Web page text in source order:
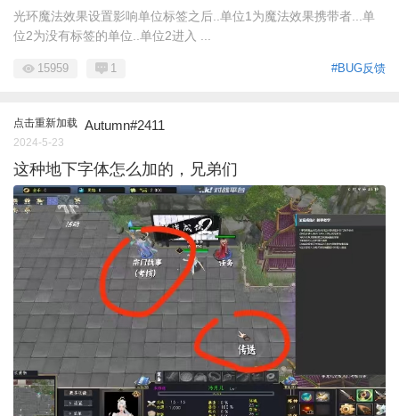
光环魔法效果设置影响单位标签之后..单位1为魔法效果携带者...单
位2为没有标签的单位..单位2进入 ...
#BUG反馈
15959 1
点击重新加载 Autumn#2411
2024-5-23
这种地下字体怎么加的，兄弟们